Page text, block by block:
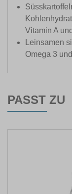
Vitamin A
Leinsamen
Omega 3
PASST ZU